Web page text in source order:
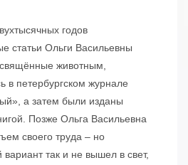
годов
статьи Ольги Васильевны
животным,
в петербургском журнале
а затем были изданы
Позже Ольга Васильевна
своего труда – но
так и не вышел в свет,